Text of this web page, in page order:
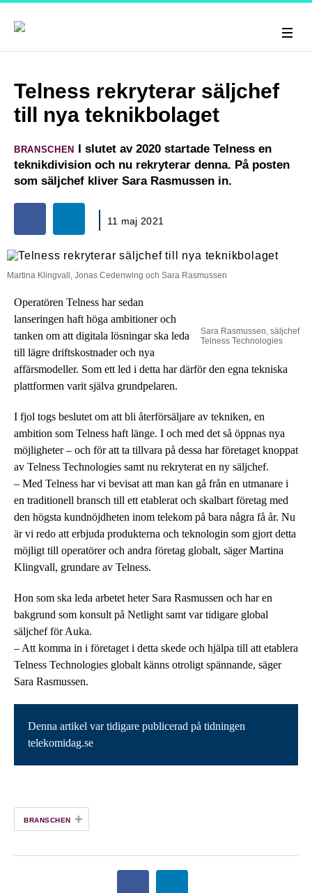
Telness rekryterar säljchef
till nya teknikbolaget
BRANSCHEN I slutet av 2020 startade Telness en
teknikdivision och nu rekryterar denna. På posten
som säljchef kliver Sara Rasmussen in.
11 maj 2021
Martina Klingvall, Jonas Cedenwing och Sara Rasmussen
Sara Rasmussen, säljchef
Telness Technologies
Operatören Telness har sedan
lanseringen haft höga ambitioner och
tanken om att digitala lösningar ska leda
till lägre driftskostnader och nya
affärsmodeller. Som ett led i detta har därför den egna tekniska
plattformen varit själva grundpelaren.
I fjol togs beslutet om att bli återförsäljare av tekniken, en
ambition som Telness haft länge. I och med det så öppnas nya
möjligheter – och för att ta tillvara på dessa har företaget knoppat
av Telness Technologies samt nu rekryterat en ny säljchef.
– Med Telness har vi bevisat att man kan gå från en utmanare i
en traditionell bransch till ett etablerat och skalbart företag med
den högsta kundnöjdheten inom telekom på bara några få år. Nu
är vi redo att erbjuda produkterna och teknologin som gjort detta
möjligt till operatörer och andra företag globalt, säger Martina
Klingvall, grundare av Telness.
Hon som ska leda arbetet heter Sara Rasmussen och har en
bakgrund som konsult på Netlight samt var tidigare global
säljchef för Auka.
– Att komma in i företaget i detta skede och hjälpa till att etablera
Telness Technologies globalt känns otroligt spännande, säger
Sara Rasmussen.
Denna artikel var tidigare publicerad på tidningen
telekomidag.se
BRANSCHEN +